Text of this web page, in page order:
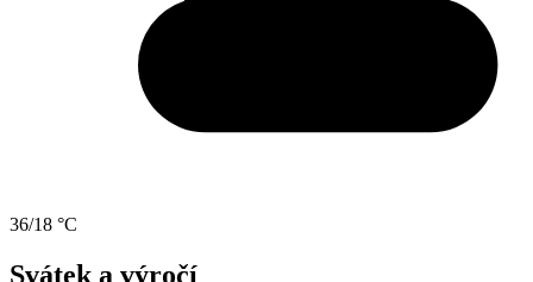
36/18 °C
Svátek a výročí